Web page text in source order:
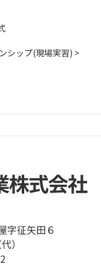
シップ(現場実習) >
字征矢田６
）